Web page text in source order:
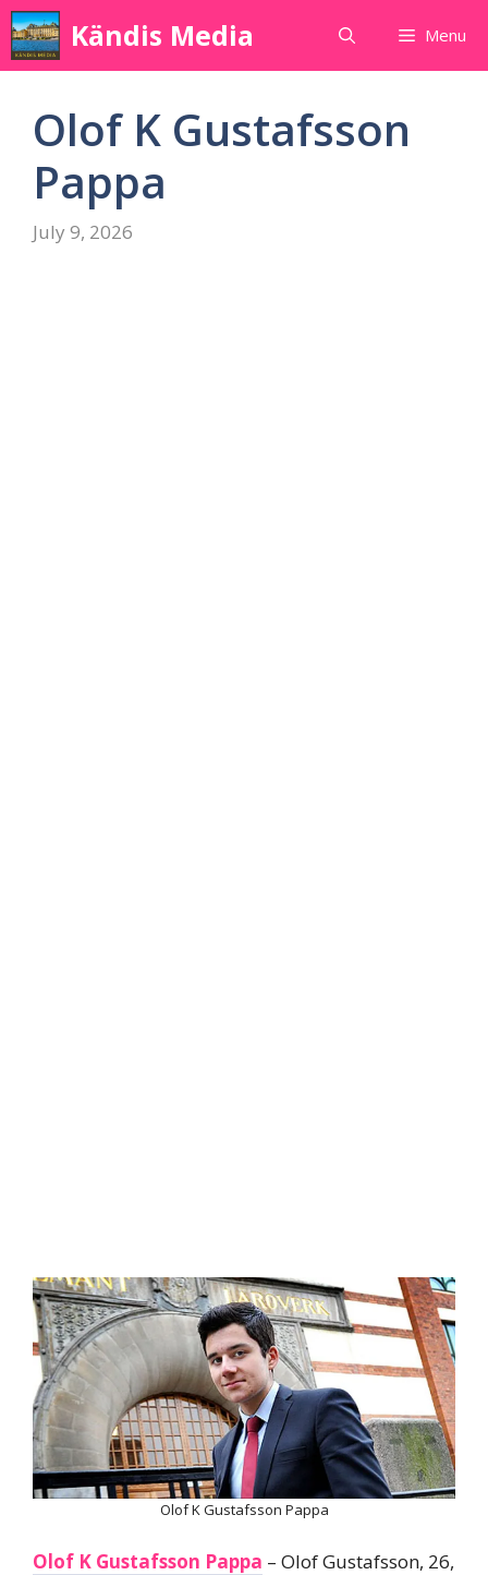
Skip
to
content
Kändis Media Menu
Olof K Gustafsson
Pappa
July 9, 2026
Olof K Gustafsson Pappa
Olof K Gustafsson Pappa – Olof Gustafsson, 26,